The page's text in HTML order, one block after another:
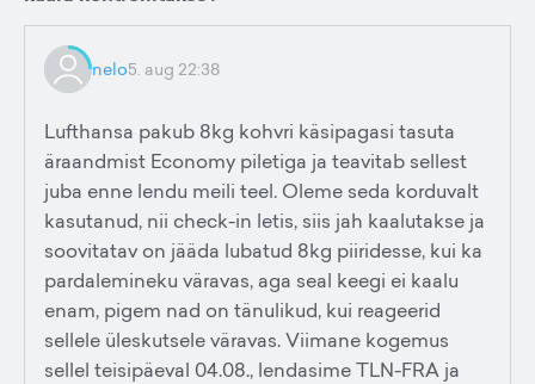
nelo5. aug 22:38
Lufthansa pakub 8kg kohvri käsipagasi tasuta
äraandmist Economy piletiga ja teavitab sellest
juba enne lendu meili teel. Oleme seda korduvalt
kasutanud, nii check-in letis, siis jah kaalutakse ja
soovitatav on jääda lubatud 8kg piiridesse, kui ka
pardalemineku väravas, aga seal keegi ei kaalu
enam, pigem nad on tänulikud, kui reageerid
sellele üleskutsele väravas. Viimane kogemus
sellel teisipäeval 04.08., lendasime TLN-FRA ja